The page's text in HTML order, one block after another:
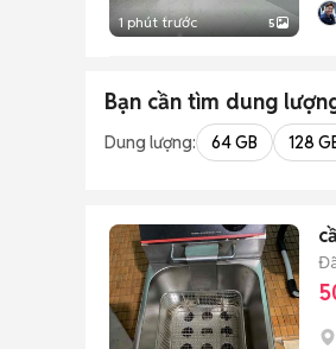
1 phút trước 5
Bạn cần tìm dung
Dung lượng: 64 GB 128